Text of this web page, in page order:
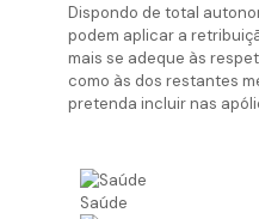
Dispondo de total
podem aplicar a
mais se adeque às
como às dos restantes
pretenda incluir nas
Saúde